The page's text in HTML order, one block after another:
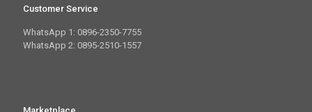
Customer Service
WhatsApp 1: 0896-2350-7755
WhatsApp 2: 0895-2510-1557